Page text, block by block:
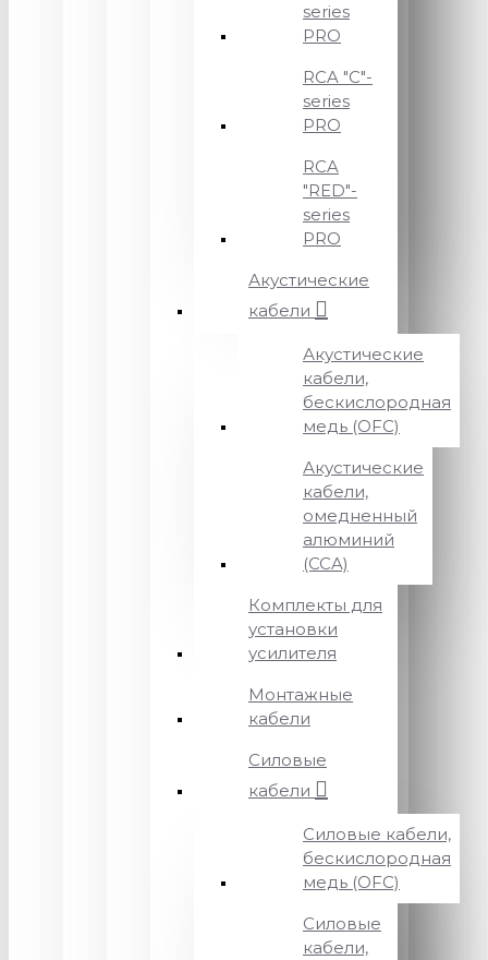
series
PRO
RCA "C"-
series
PRO
RCA
"RED"-
series
PRO
Акустические
кабели
Акустические
кабели,
бескислородная
медь (OFC)
Акустические
кабели,
омедненный
алюминий
(CCA)
Комплекты для
установки
усилителя
Монтажные
кабели
Силовые
кабели
Силовые кабели,
бескислородная
медь (OFC)
Силовые
кабели,